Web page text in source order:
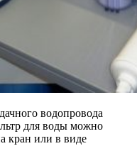
водопровода
для воды можно
кран или в виде